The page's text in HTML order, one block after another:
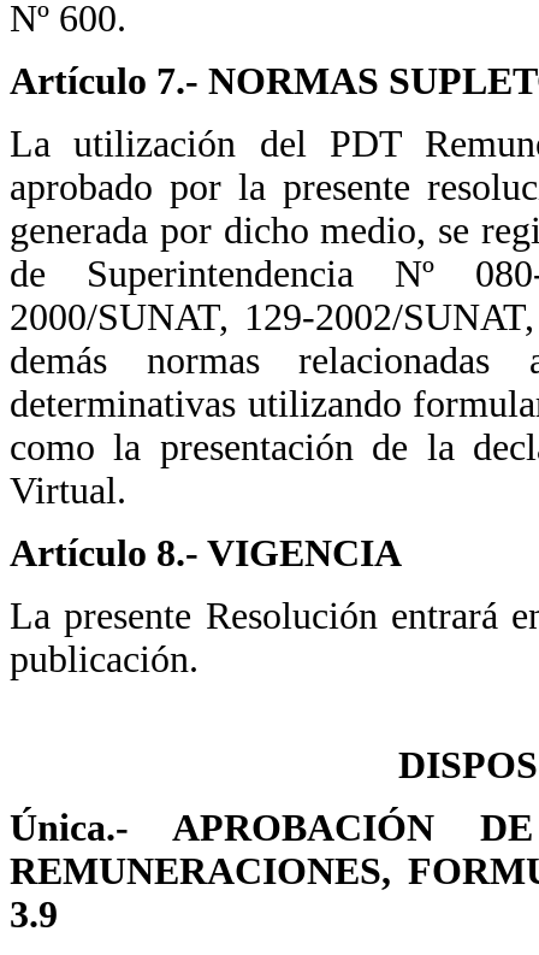
Nº 600.
Artículo 7.- NORMAS
La utilización del PDT
aprobado por la presente
generada por dicho medio, se
de Superintendencia Nº
2000/SUNAT, 129-2002/
demás normas
determinativas utilizando
como la presentación de la
Virtual.
Artículo 8.- VIGENCIA
La presente Resolución entrará
publicación.
Única.- APROBACIÓN
REMUNERACIONES,
3.9